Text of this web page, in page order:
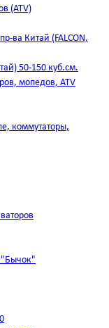
(ATV)
ва Китай (FALCON,
50-150 куб.см.
мопедов, ATV
коммутаторы,